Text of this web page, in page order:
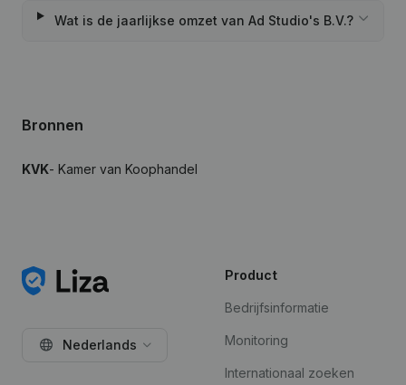
Wat is de jaarlijkse omzet van Ad Studio's B.V.?
Bronnen
KVK- Kamer van Koophandel
Nederlands
Product
Bedrijfsinformatie
Monitoring
Internationaal zoeken